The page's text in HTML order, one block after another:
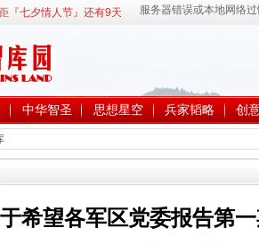
『七夕情人节』还有9天
中华智圣 思想星空 兵家韬略 创
希望各军区党委报告第